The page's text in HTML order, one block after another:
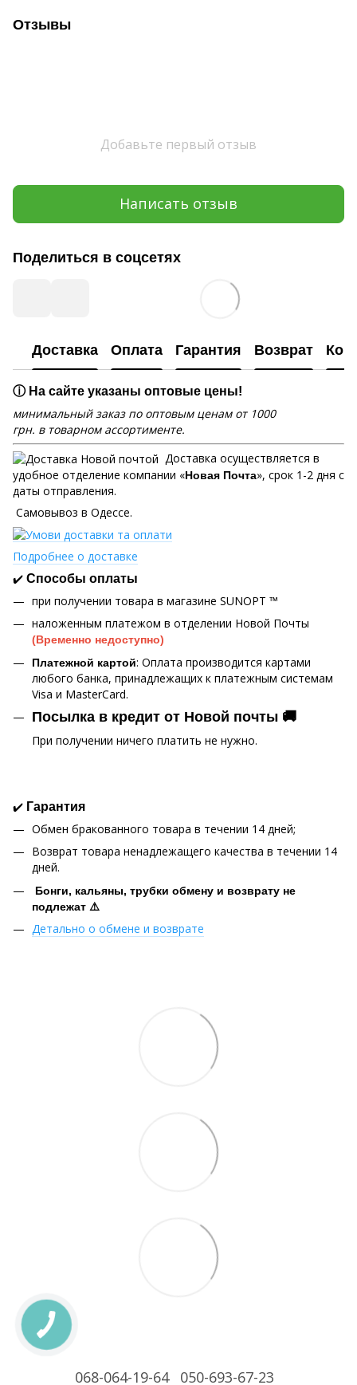
Отзывы
Добавьте первый отзыв
Написать отзыв
Поделиться в соцсетях
Доставка Оплата Гарантия Возврат
ⓘ На сайте указаны оптовые цены!
минимальный заказ по оптовым ценам от 1000
грн. в товарном ассортименте.
Доставка осуществляется в
удобное отделение компании «Новая Почта», срок 1-2 дня с
даты отправления.
Самовывоз в Одессе.
Подробнее о доставке
✔️ Способы оплаты
при получении товара в магазине SUNOPT ™
наложенным платежом в отделении Новой Почты
(Временно недоступно)
Платежной картой: Оплата производится картами
любого банка, принадлежащих к платежным системам
Visa и MasterCard.
Посылка в кредит от Новой почты 🚚
При получении ничего платить не нужно.
✔️ Гарантия
Обмен бракованного товара в течении 14 дней;
Возврат товара ненадлежащего качества в течении 14
дней.
Бонги, кальяны, трубки обмену и возврату не
подлежат ⚠️
Детально о обмене и возврате
068-064-19-64 050-693-67-23